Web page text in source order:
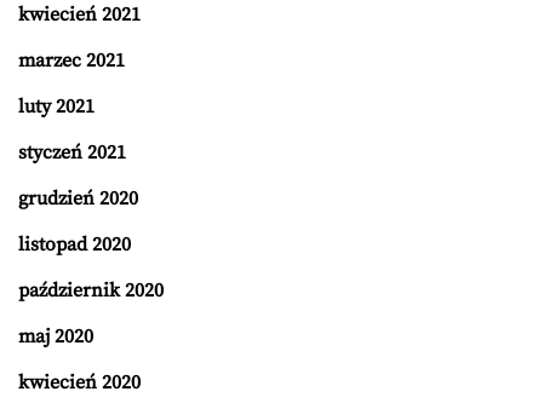
kwiecień 2021
marzec 2021
luty 2021
styczeń 2021
grudzień 2020
listopad 2020
październik 2020
maj 2020
kwiecień 2020